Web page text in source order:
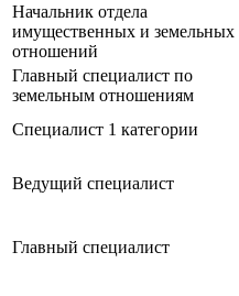
Начальник отдела
имущественных и земельных
отношений
Главный специалист по
земельным отношениям
Специалист 1 категории
Ведущий специалист
Главный специалист